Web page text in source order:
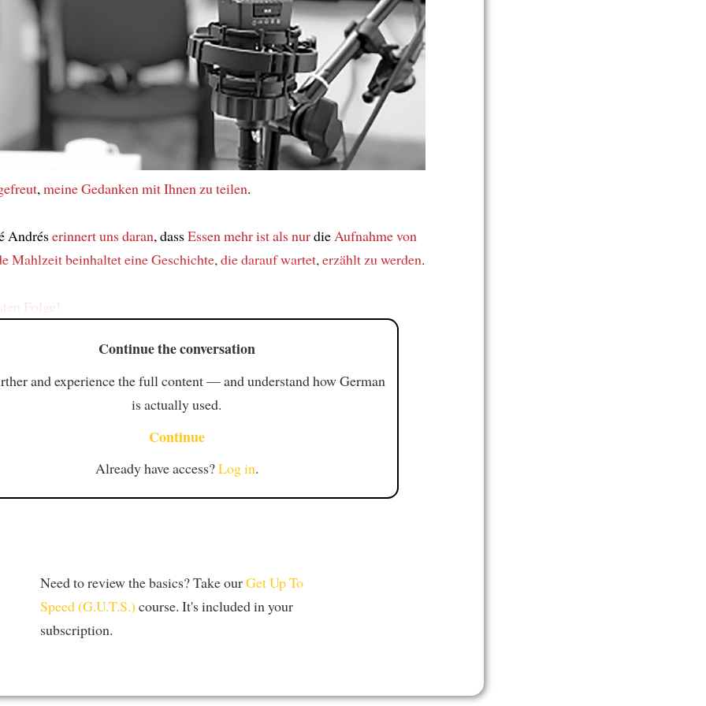
, meine Gedanken mit Ihnen zu teilen.
Andréserinnert uns daran, dassEssen mehr ist als nurdie Aufnahme von
Mahlzeitbeinhaltet eine Geschichte, die darauf wartet, erzählt zu werden.
Folge!
Continue the conversation
and experience the full content — and understand how German
is actually used.
Continue
Already have access?Log in.
Need to review the basics? Take ourGet Up To
Speed (G.U.T.S.) course. It's included in your
subscription.